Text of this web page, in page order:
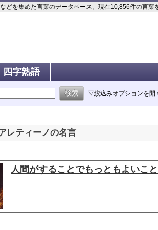
どを集めた言葉のデータベース。現在10,856件の言葉
四字熟語
▽絞込みオプションを開
レティーノの名言
人間がすることでもっともよいこ